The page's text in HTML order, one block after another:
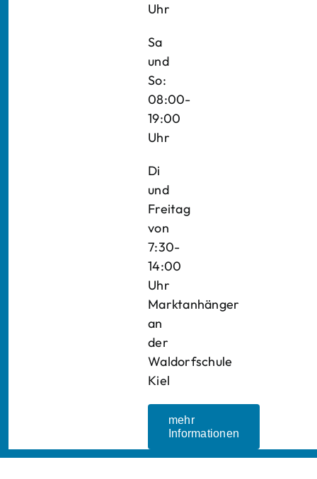
Uhr
Sa
und
So:
08:00-
19:00
Uhr
Di
und
Freitag
von
7:30-
14:00
Uhr
Marktanhänger
an
der
Waldorfschule
Kiel
mehr
Informationen